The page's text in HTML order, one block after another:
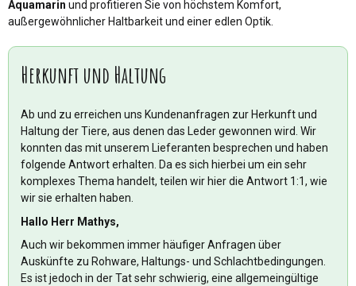
Aquamarin und profitieren Sie von höchstem Komfort,
außergewöhnlicher Haltbarkeit und einer edlen Optik.
Herkunft und Haltung
Ab und zu erreichen uns Kundenanfragen zur Herkunft und
Haltung der Tiere, aus denen das Leder gewonnen wird. Wir
konnten das mit unserem Lieferanten besprechen und haben
folgende Antwort erhalten. Da es sich hierbei um ein sehr
komplexes Thema handelt, teilen wir hier die Antwort 1:1, wie
wir sie erhalten haben.
Hallo Herr Mathys,
Auch wir bekommen immer häufiger Anfragen über
Auskünfte zu Rohware, Haltungs- und Schlachtbedingungen.
Es ist jedoch in der Tat sehr schwierig, eine allgemeingültige